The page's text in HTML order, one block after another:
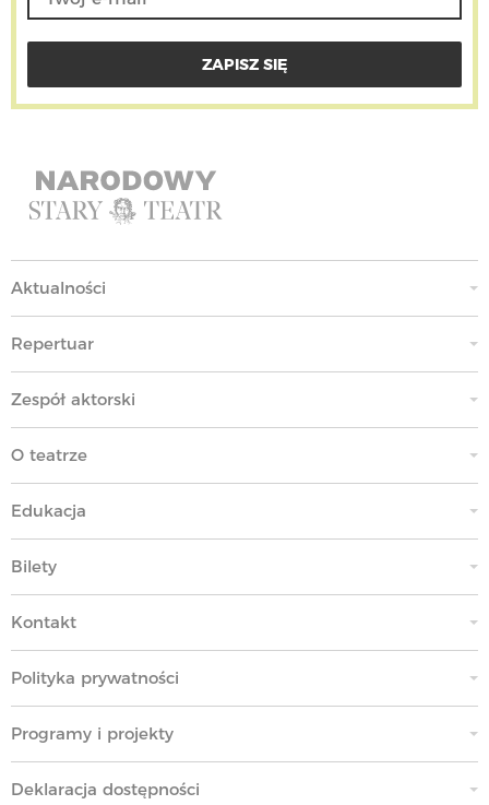
Aktualności
Repertuar
Zespół aktorski
O teatrze
Edukacja
Bilety
Kontakt
Polityka prywatności
Programy i projekty
Deklaracja dostępności